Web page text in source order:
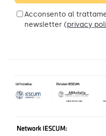
Acconsento al
newsletter (privacy